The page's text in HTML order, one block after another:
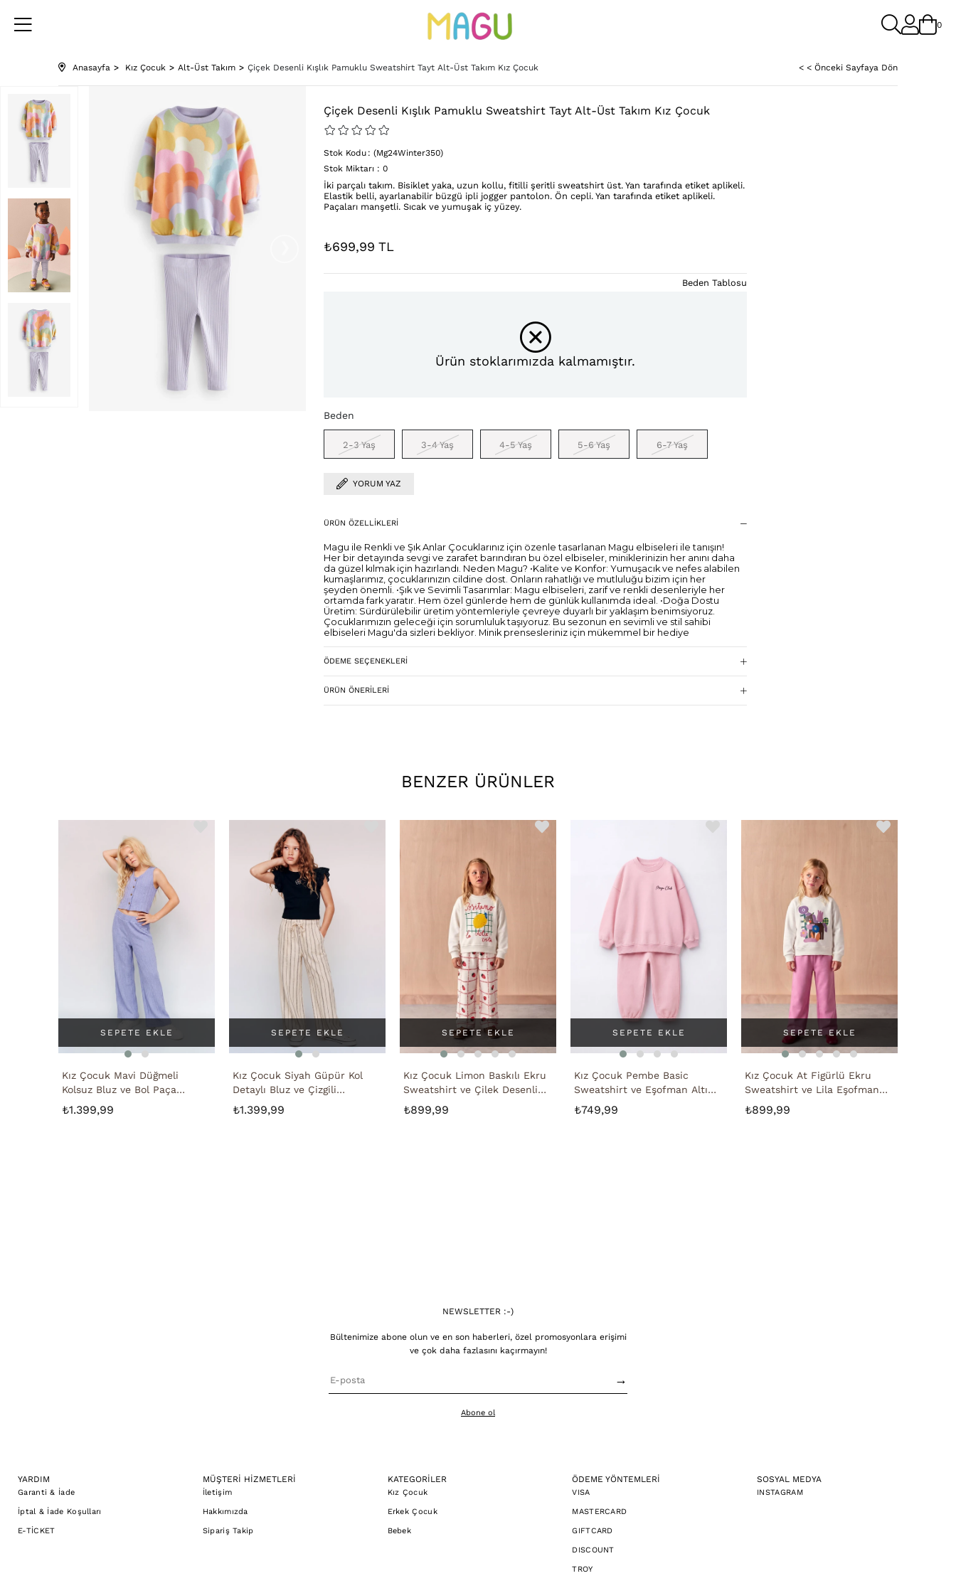
0
Anasayfa Kız Çocuk Alt-Üst Takım Çiçek Desenli Kışlık Pamuklu Sweatshirt Tayt Alt-Üst Takım Kız Çocuk < < Önceki Sayfaya Dön
Çiçek Desenli Kışlık Pamuklu Sweatshirt Tayt Alt-Üst Takım Kız Çocuk
(Mg24Winter350)
Stok Kodu
Stok Miktarı : 0
İki parçalı takım. Bisiklet yaka, uzun kollu, fitilli şeritli sweatshirt üst. Yan tarafında etiket aplikeli.
Elastik belli, ayarlanabilir büzgü ipli jogger pantolon. Ön cepli. Yan tarafında etiket aplikeli.
Paçaları manşetli. Sıcak ve yumuşak iç yüzey.
₺699,99
Ürün stoklarımızda kalmamıştır.
Beden
2-3 Yaş 3-4 Yaş 4-5 Yaş 5-6 Yaş 6-7 Yaş
Beden Tablosu
YORUM YAZ
ÜRÜN ÖZELLIKLERI
Magu ile Renkli ve Şık Anlar Çocuklarınız için özenle tasarlanan Magu elbiseleri ile tanışın!
Her bir detayında sevgi ve zarafet barındıran bu özel elbiseler, miniklerinizin her anını daha
da güzel kılmak için hazırlandı. Neden Magu? •Kalite ve Konfor: Yumuşacık ve nefes alabilen
kumaşlarımız, çocuklarınızın cildine dost. Onların rahatlığı ve mutluluğu bizim için her
şeyden önemli. •Şık ve Sevimli Tasarımlar: Magu elbiseleri, zarif ve renkli desenleriyle her
ortamda fark yaratır. Hem özel günlerde hem de günlük kullanımda ideal. •Doğa Dostu
Üretim: Sürdürülebilir üretim yöntemleriyle çevreye duyarlı bir yaklaşım benimsiyoruz.
Çocuklarımızın geleceği için sorumluluk taşıyoruz. Bu sezonun en sevimli ve stil sahibi
elbiseleri Magu'da sizleri bekliyor. Minik prensesleriniz için mükemmel bir hediye
ÖDEME SEÇENEKLERI
ÜRÜN ÖNERILERI
BENZER ÜRÜNLER
Kız Çocuk Mavi Düğmeli
Kolsuz Bluz ve Bol Paça
Pantolon Takımı
₺1.399,99
SEPETE EKLE
Kız Çocuk Siyah Güpür Kol
Detaylı Bluz ve Çizgili
Pantolon Takımı
₺1.399,99
SEPETE EKLE
Kız Çocuk Limon Baskılı Ekru
Sweatshirt ve Çilek Desenli
Eşofman Takımı
₺899,99
SEPETE EKLE
Kız Çocuk Pembe Basic
Sweatshirt ve Eşofman Altı
Takımı
₺749,99
SEPETE EKLE
Kız Çocuk At Figürlü Ekru
Sweatshirt ve Lila Eşofman
Takımı
₺899,99
SEPETE EKLE
NEWSLETTER :-)
Bültenimize abone olun ve en son haberleri, özel promosyonlara erişimi
ve çok daha fazlasını kaçırmayın!
→
Abone ol
YARDIM
Garanti & İade
İptal & İade Koşulları
E-TİCKET
MÜŞTERİ HİZMETLERİ
İletişim
Hakkımızda
Sipariş Takip
KATEGORİLER
Kız Çocuk
Erkek Çocuk
Bebek
ÖDEME YÖNTEMLERİ
VISA
MASTERCARD
GIFTCARD
DISCOUNT
TROY
SOSYAL MEDYA
INSTAGRAM